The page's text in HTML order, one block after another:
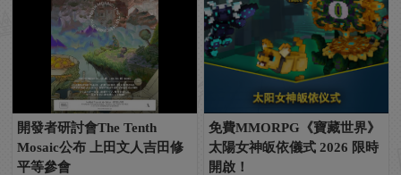
開發者研討會The Tenth
Mosaic公布 上田文人吉田修
平等參會
免費MMORPG《寶藏世界》
太陽女神皈依儀式 2026 限時
開啟！